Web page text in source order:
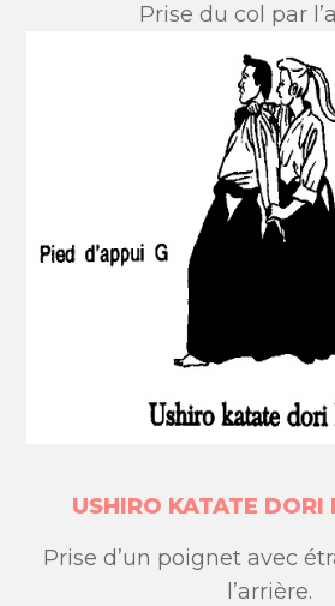
Prise du col par
USHIRO KATATE DORI
Prise d’un poignet avec
l’arrière.